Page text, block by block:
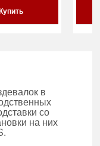
в
со
на них